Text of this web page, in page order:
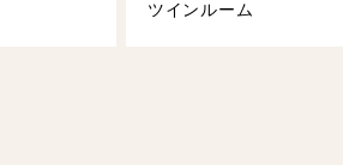
ツインルーム